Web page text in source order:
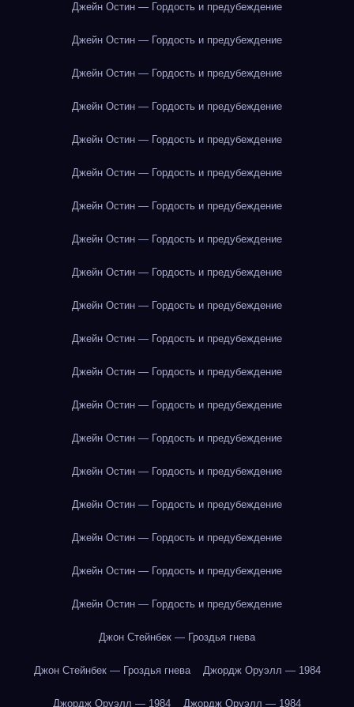
Джейн Остин — Гордость и предубеждение
Джейн Остин — Гордость и предубеждение
Джейн Остин — Гордость и предубеждение
Джейн Остин — Гордость и предубеждение
Джейн Остин — Гордость и предубеждение
Джейн Остин — Гордость и предубеждение
Джейн Остин — Гордость и предубеждение
Джейн Остин — Гордость и предубеждение
Джейн Остин — Гордость и предубеждение
Джейн Остин — Гордость и предубеждение
Джейн Остин — Гордость и предубеждение
Джейн Остин — Гордость и предубеждение
Джейн Остин — Гордость и предубеждение
Джейн Остин — Гордость и предубеждение
Джейн Остин — Гордость и предубеждение
Джейн Остин — Гордость и предубеждение
Джейн Остин — Гордость и предубеждение
Джейн Остин — Гордость и предубеждение
Джейн Остин — Гордость и предубеждение
Джон Стейнбек — Гроздья гнева
Джон Стейнбек — Гроздья гнева Джордж Оруэлл — 1984
Джордж Оруэлл — 1984 Джордж Оруэлл — 1984